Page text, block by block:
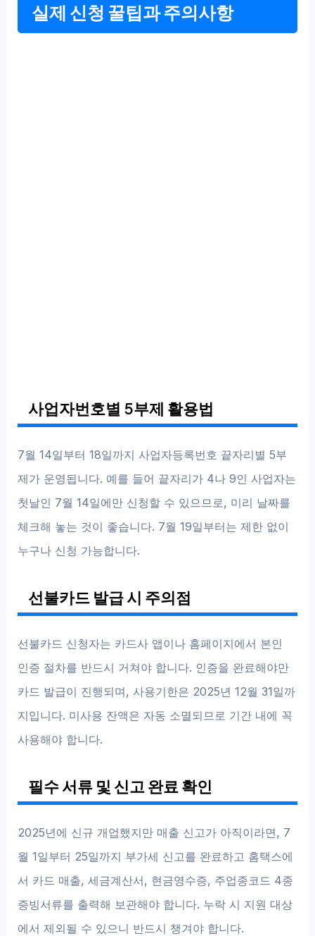
실제 신청 꿀팁과 주의사항
사업자번호별 5부제 활용법
7월 14일부터 18일까지 사업자등록번호 끝자리별 5부
제가 운영됩니다. 예를 들어 끝자리가 4나 9인 사업자는
첫날인 7월 14일에만 신청할 수 있으므로, 미리 날짜를
체크해 놓는 것이 좋습니다. 7월 19일부터는 제한 없이
누구나 신청 가능합니다.
선불카드 발급 시 주의점
선불카드 신청자는 카드사 앱이나 홈페이지에서 본인
인증 절차를 반드시 거쳐야 합니다. 인증을 완료해야만
카드 발급이 진행되며, 사용기한은 2025년 12월 31일까
지입니다. 미사용 잔액은 자동 소멸되므로 기간 내에 꼭
사용해야 합니다.
필수 서류 및 신고 완료 확인
2025년에 신규 개업했지만 매출 신고가 아직이라면, 7
월 1일부터 25일까지 부가세 신고를 완료하고 홈택스에
서 카드 매출, 세금계산서, 현금영수증, 주업종코드 4종
증빙서류를 출력해 보관해야 합니다. 누락 시 지원 대상
에서 제외될 수 있으니 반드시 챙겨야 합니다.